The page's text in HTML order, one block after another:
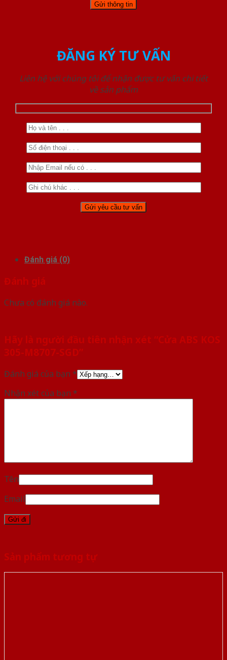
ĐĂNG KÝ TƯ VẤN
Liên hệ với chúng tôi để nhận được tư vấn chi tiết
về sản phẩm
Đánh giá (0)
Đánh giá
Chưa có đánh giá nào.
Hãy là người đầu tiên nhận xét “Cửa ABS KOS
305-M8707-SGD”
Đánh giá của bạn *
Nhận xét của bạn *
Tên
Email
Sản phẩm tương tự